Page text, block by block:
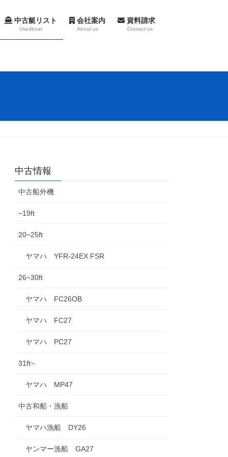
中古艇リスト
Usedboat
会社案内
About us
資料請求
Contact us
中古情報
中古船外機
~19ft
20~25ft
ヤマハ YFR-24EX FSR
26~30ft
ヤマハ FC26OB
ヤマハ FC27
ヤマハ PC27
31ft~
ヤマハ MP47
中古和船・漁船
ヤマハ漁船 DY26
ヤンマー漁船 GA27